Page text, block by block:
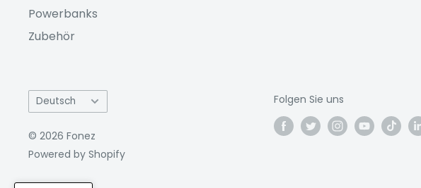
Powerbanks
Zubehör
Sprache
Deutsch
© 2026 Fonez
Powered by Shopify
Folgen Sie uns